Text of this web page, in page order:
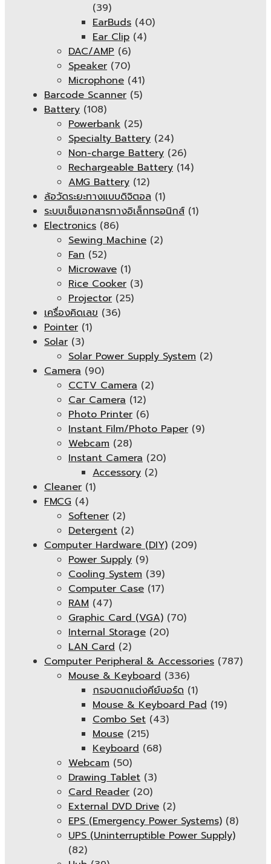
(39)
EarBuds (40)
Ear Clip (4)
DAC/AMP (6)
Speaker (70)
Microphone (41)
Barcode Scanner (5)
Battery (108)
Powerbank (25)
Specialty Battery (24)
Non-charge Battery (26)
Rechargeable Battery (14)
AMG Battery (12)
ล้อวัดระยะทางแบบดิจิตอล (1)
ระบบเซ็นเอกสารทางอิเล็กทรอนิกส์ (1)
Electronics (86)
Sewing Machine (2)
Fan (52)
Microwave (1)
Rice Cooker (3)
Projector (25)
เครื่องคิดเลข (36)
Pointer (1)
Solar (3)
Solar Power Supply System (2)
Camera (90)
CCTV Camera (2)
Car Camera (12)
Photo Printer (6)
Instant Film/Photo Paper (9)
Webcam (28)
Instant Camera (20)
Accessory (2)
Cleaner (1)
FMCG (4)
Softener (2)
Detergent (2)
Computer Hardware (DIY) (209)
Power Supply (9)
Cooling System (39)
Computer Case (17)
RAM (47)
Graphic Card (VGA) (70)
Internal Storage (20)
LAN Card (2)
Computer Peripheral & Accessories (787)
Mouse & Keyboard (336)
กรอบตกแต่งคีย์บอร์ด (1)
Mouse & Keyboard Pad (19)
Combo Set (43)
Mouse (215)
Keyboard (68)
Webcam (50)
Drawing Tablet (3)
Card Reader (20)
External DVD Drive (2)
EPS (Emergency Power Systems) (8)
UPS (Uninterruptible Power Supply)
(82)